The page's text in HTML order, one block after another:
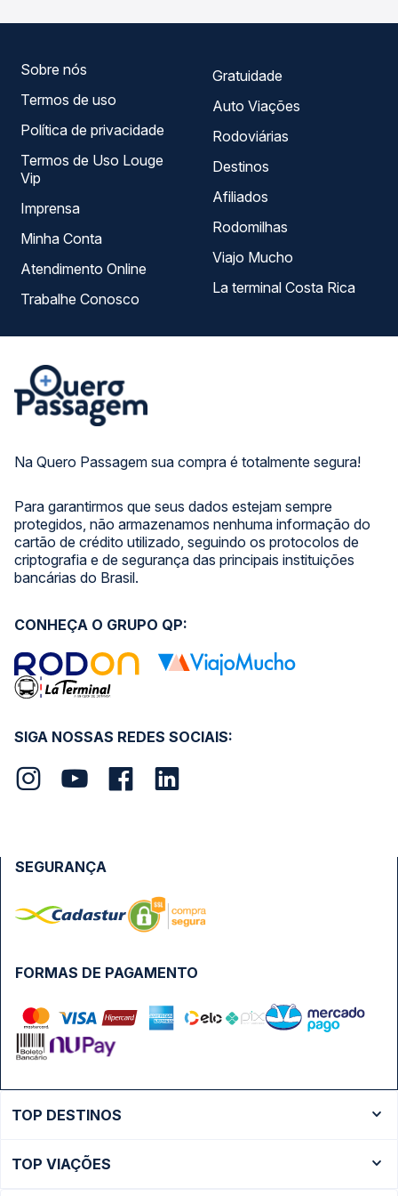
Na Quero Passagem sua compra é totalmente segura!
Para garantirmos que seus dados estejam sempre
protegidos, não armazenamos nenhuma informação do
cartão de crédito utilizado, seguindo os protocolos de
criptografia e de segurança das principais instituições
bancárias do Brasil.
Sobre nós
Termos de uso
Política de privacidade
Termos de Uso Louge
Vip
Imprensa
Minha Conta
Atendimento Online
Trabalhe Conosco
Gratuidade
Auto Viações
Rodoviárias
Destinos
Afiliados
Rodomilhas
Viajo Mucho
La terminal Costa Rica
SIGA NOSSAS REDES SOCIAIS:
CONHEÇA O GRUPO QP:
FORMAS DE PAGAMENTO
SEGURANÇA
TOP DESTINOS
Ônibus São Paulo
TOP VIAÇÕES